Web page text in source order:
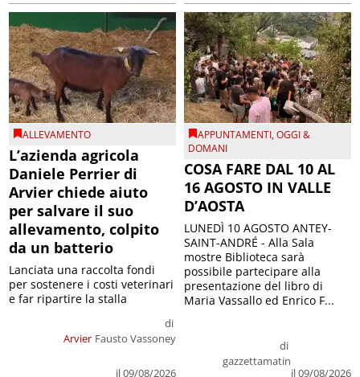
ALLEVAMENTO
L’azienda agricola
Daniele Perrier di
Arvier chiede aiuto
per salvare il suo
allevamento, colpito
da un batterio
Arvier
di
Fausto Vassoney
il 09/08/2026
Lanciata una raccolta fondi
per sostenere i costi veterinari
e far ripartire la stalla
APPUNTAMENTI,OGGI &
DOMANI
COSA FARE DAL 10 AL
16 AGOSTO IN VALLE
D’AOSTA
di
gazzettamatin
il 09/08/2026
LUNEDÌ 10 AGOSTO ANTEY-
SAINT-ANDRÉ - Alla Sala
mostre Biblioteca sarà
possibile partecipare alla
presentazione del libro di
Maria Vassallo ed Enrico F...